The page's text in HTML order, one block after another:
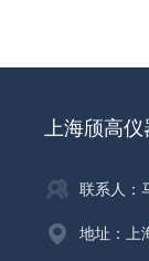
上海颀高仪
联系人：
地址：上